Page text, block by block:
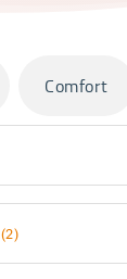
(2)
Comfort